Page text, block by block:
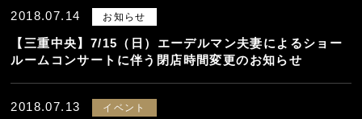
2018.07.14 お知らせ
【三重中央】7/15（日）エーデルマン夫妻によるショー
ルームコンサートに伴う閉店時間変更のお知らせ
2018.07.13 イベント